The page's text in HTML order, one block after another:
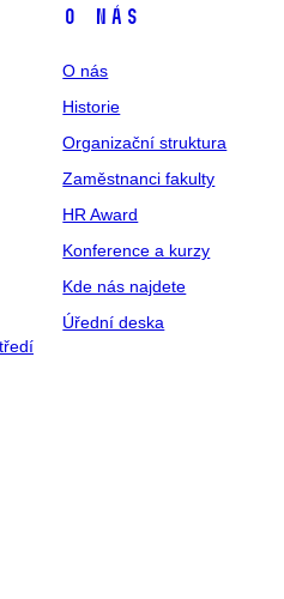
O nás
O nás
Historie
Organizační struktura
Zaměstnanci fakulty
HR Award
Konference a kurzy
Kde nás najdete
Úřední deska